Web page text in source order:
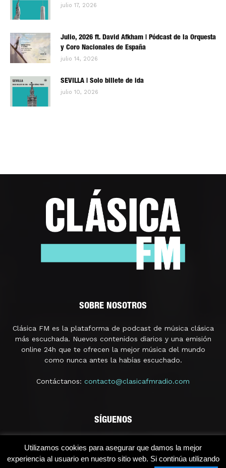
julio 17, 2026
Julio, 2026 ft. David Afkham | Pódcast de la Orquesta
y Coro Nacionales de España
julio 14, 2026
SEVILLA | Solo billete de ida
julio 10, 2026
SOBRE NOSOTROS
Clásica FM es la plataforma de podcast de música clásica
más escuchada. Nuevos contenidos diarios y una emisión
online 24h que te ofrecen la mejor música del mundo
como nunca antes la habías escuchado.
Contáctanos: contacto@clasicafmradio.com
SÍGUENOS
Utilizamos cookies para asegurar que damos la mejor
experiencia al usuario en nuestro sitio web. Si continúa utilizando